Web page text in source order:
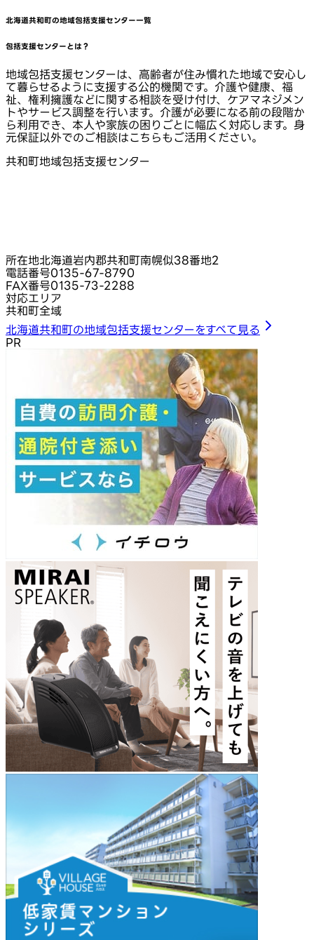
北海道共和町の地域包括支援センター一覧
包括支援センターとは？
地域包括支援センターは、高齢者が住み慣れた地域で安心し
て暮らせるように支援する公的機関です。介護や健康、福
祉、権利擁護などに関する相談を受け付け、ケアマネジメン
トやサービス調整を行います。介護が必要になる前の段階か
ら利用でき、本人や家族の困りごとに幅広く対応します。身
元保証以外でのご相談はこちらもご活用ください。
共和町地域包括支援センター
所在地北海道岩内郡共和町南幌似38番地2
電話番号0135-67-8790
FAX番号0135-73-2288
対応エリア
共和町全域
北海道共和町の地域包括支援センターをすべて見る
PR